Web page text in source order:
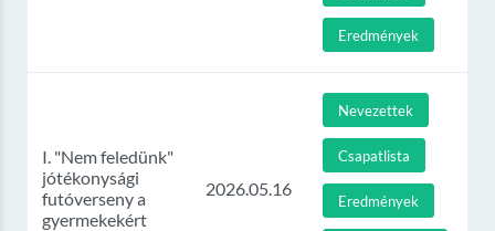
Eredmények
I. "Nem feledünk"
jótékonysági
futóverseny a
gyermekekért
2026.05.16
Nevezettek
Csapatlista
Eredmények